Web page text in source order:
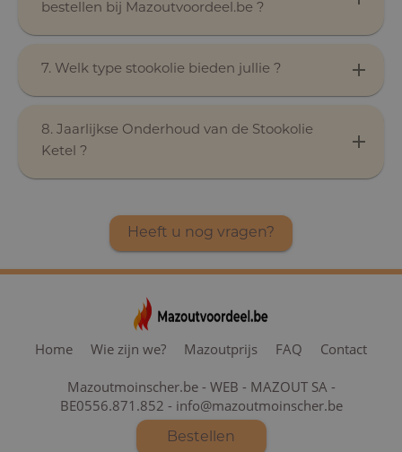
bestellen bij Mazoutvoordeel.be ?
7. Welk type stookolie bieden jullie ?
8. Jaarlijkse Onderhoud van de Stookolie
Ketel ?
Heeft u nog vragen?
Home Wie zijn we? Mazoutprijs FAQ Contact
Mazoutmoinscher.be - WEB - MAZOUT SA -
BE0556.871.852 - info@mazoutmoinscher.be
Bestellen